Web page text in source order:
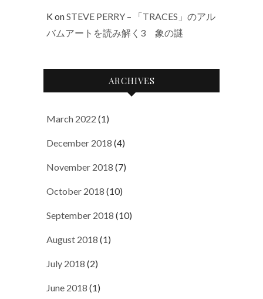
KonSTEVE PERRY – 「TRACES」のアル
バムアートを読み解く3 象の謎
ARCHIVES
March 2022 (1)
December 2018 (4)
November 2018 (7)
October 2018 (10)
September 2018 (10)
August 2018 (1)
July 2018 (2)
June 2018 (1)